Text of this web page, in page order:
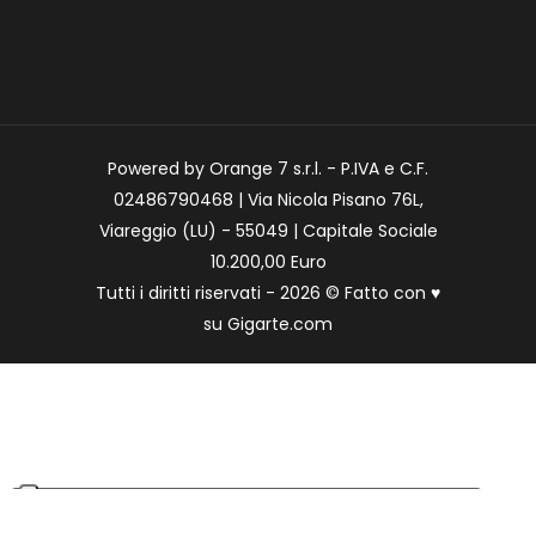
Powered by Orange 7 s.r.l. - P.IVA e C.F.
02486790468 | Via Nicola Pisano 76L,
Viareggio (LU) - 55049 | Capitale Sociale
10.200,00 Euro
Tutti i diritti riservati - 2026 © Fatto con ♥
su Gigarte.com